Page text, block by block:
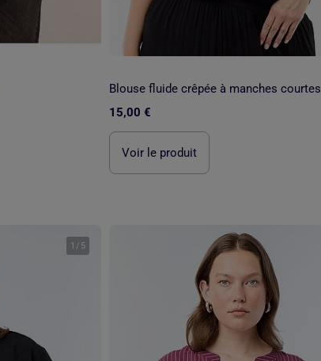
Blouse fluide crêpée à manches courtes
15,00 €
Voir le produit
1 / 5